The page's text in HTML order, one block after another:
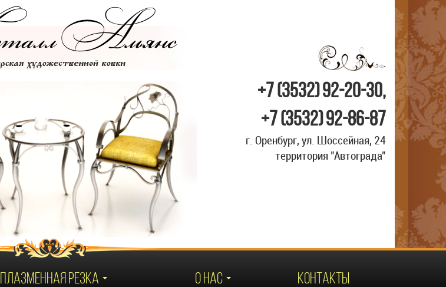
+7 (3532) 92-20-30,
+7 (3532) 92-86-87
г. Оренбург, ул. Шоссейная, 24
территория "Автограда"
Плазменная резка О НАС КОНТАКТЫ